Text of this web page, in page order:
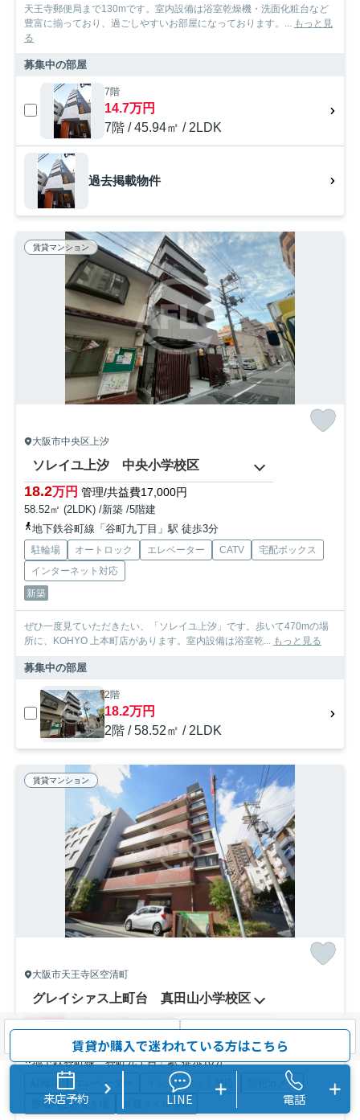
天王寺郵便局まで130mです。室内設備は浴室乾燥機・洗面化粧台など
豊富に揃っており、過ごしやすいお部屋になっております。... もっと見
る
募集中の部屋
7階
14.7万円
7階 / 45.94㎡ / 2LDK
過去掲載物件
賃貸マンション
大阪市中央区上汐
ソレイユ上汐 中央小学校区
18.2万円 管理/共益費17,000円
58.52㎡ (2LDK) /新築 /5階建
地下鉄谷町線「谷町九丁目」駅 徒歩3分
駐輪場 オートロック エレベーター CATV
宅配ボックス
インターネット対応
新築
ぜひ一度見ていただきたい、「ソレイユ上汐」です。歩いて470mの場
所に、KOHYO 上本町店があります。室内設備は浴室乾... もっと見る
募集中の部屋
2階
18.2万円
2階 / 58.52㎡ / 2LDK
賃貸マンション
大阪市天王寺区空清町
グレイシァス上町台 真田山小学校区
11
52.80㎡ (2LDK) /築33年 /5階建
地下鉄谷町線「谷町九丁目」駅 徒歩10分
エレベーター インターネット対応
防犯カメラ
敷地内ごみ置き場
外観タイル張り
検索条件を変更 まとめてお問い合わせ
賃貸か購入で迷われている方はこちら
来店予約 LINE 電話